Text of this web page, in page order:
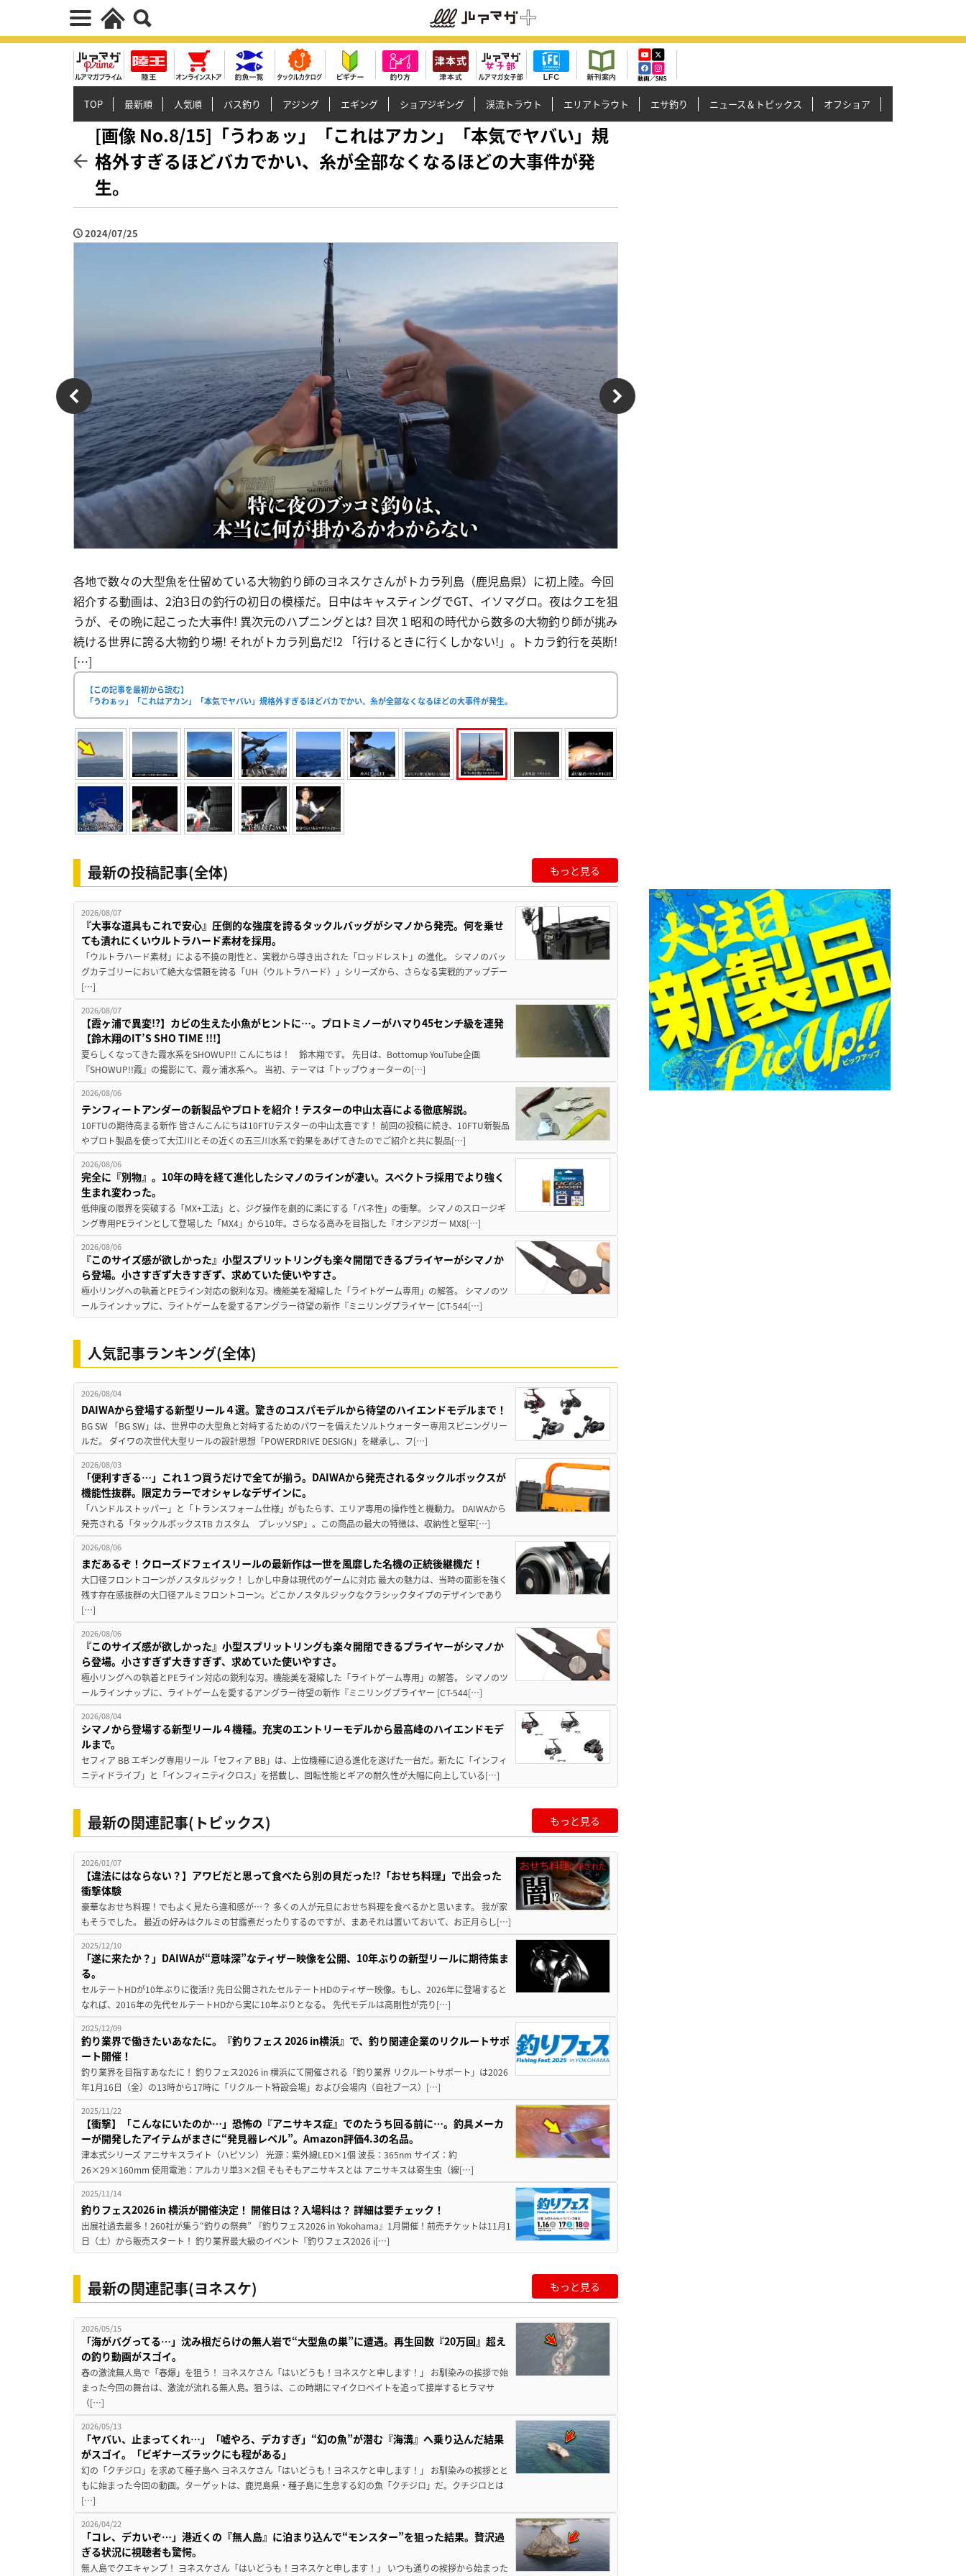
TOP 最新順 人気順 バス釣り アジング エギング ショアジギング 渓流トラウト エリアトラウト エサ釣り ニュース＆トピックス オフショア
[画像 No.8/15]「うわぁッ」「これはアカン」「本気でヤバい」規
格外すぎるほどバカでかい、糸が全部なくなるほどの大事件が発
生。
2024/07/25
各地で数々の大型魚を仕留めている大物釣り師のヨネスケさんがトカラ列島（鹿児島県）に初上陸。今回
紹介する動画は、2泊3日の釣行の初日の模様だ。日中はキャスティングでGT、イソマグロ。夜はクエを狙
うが、その晩に起こった大事件! 異次元のハプニングとは? 目次 1 昭和の時代から数多の大物釣り師が挑み
続ける世界に誇る大物釣り場! それがトカラ列島だ!2 「行けるときに行くしかない!」。トカラ釣行を英断!
[…]
【この記事を最初から読む】
「うわぁッ」「これはアカン」「本気でヤバい」規格外すぎるほどバカでかい、糸が全部なくなるほどの大事件が発生。
最新の投稿記事(全体) もっと見る
2026/08/07
『大事な道具もこれで安心』圧倒的な強度を誇るタックルバッグがシマノから発売。何を乗せ
ても潰れにくいウルトラハード素材を採用。
「ウルトラハード素材」による不撓の剛性と、実戦から導き出された「ロッドレスト」の進化。 シマノのバッ
グカテゴリーにおいて絶大な信頼を誇る「UH（ウルトラハード）」シリーズから、さらなる実戦的アップデー
[…]
2026/08/07
【霞ヶ浦で異変!?】カビの生えた小魚がヒントに…。プロトミノーがハマり45センチ級を連発
【鈴木翔のIT’S SHO TIME !!!】
夏らしくなってきた霞水系をSHOWUP!! こんにちは！ 鈴木翔です。 先日は、Bottomup YouTube企画
『SHOWUP!!霞』の撮影にて、霞ヶ浦水系へ。 当初、テーマは「トップウォーターの[…]
2026/08/06
テンフィートアンダーの新製品やプロトを紹介！テスターの中山太喜による徹底解説。
10FTUの期待高まる新作 皆さんこんにちは10FTUテスターの中山太喜です！ 前回の投稿に続き、10FTU新製品
やプロト製品を使って大江川とその近くの五三川水系で釣果をあげてきたのでご紹介と共に製品[…]
2026/08/06
完全に『別物』。10年の時を経て進化したシマノのラインが凄い。スペクトラ採用でより強く
生まれ変わった。
低伸度の限界を突破する「MX+工法」と、ジグ操作を劇的に楽にする「バネ性」の衝撃。 シマノのスロージギ
ング専用PEラインとして登場した「MX4」から10年。さらなる高みを目指した『オシアジガー MX8[…]
2026/08/06
『このサイズ感が欲しかった』小型スプリットリングも楽々開閉できるプライヤーがシマノか
ら登場。小さすぎず大きすぎず、求めていた使いやすさ。
極小リングへの執着とPEライン対応の鋭利な刃。機能美を凝縮した「ライトゲーム専用」の解答。 シマノのツ
ールラインナップに、ライトゲームを愛するアングラー待望の新作『ミニリングプライヤー [CT-544[…]
人気記事ランキング(全体)
2026/08/04
DAIWAから登場する新型リール４選。驚きのコスパモデルから待望のハイエンドモデルまで！
BG SW 「BG SW」は、世界中の大型魚と対峙するためのパワーを備えたソルトウォーター専用スピニングリー
ルだ。 ダイワの次世代大型リールの設計思想「POWERDRIVE DESIGN」を継承し、フ[…]
2026/08/03
「便利すぎる…」これ１つ買うだけで全てが揃う。DAIWAから発売されるタックルボックスが
機能性抜群。限定カラーでオシャレなデザインに。
「ハンドルストッパー」と「トランスフォーム仕様」がもたらす、エリア専用の操作性と機動力。 DAIWAから
発売される「タックルボックスTB カスタム プレッソSP」。この商品の最大の特徴は、収納性と堅牢[…]
2026/08/06
まだあるぞ！クローズドフェイスリールの最新作は一世を風靡した名機の正統後継機だ！
大口径フロントコーンがノスタルジック！ しかし中身は現代のゲームに対応 最大の魅力は、当時の面影を強く
残す存在感抜群の大口径アルミフロントコーン。どこかノスタルジックなクラシックタイプのデザインであり
[…]
2026/08/06
『このサイズ感が欲しかった』小型スプリットリングも楽々開閉できるプライヤーがシマノか
ら登場。小さすぎず大きすぎず、求めていた使いやすさ。
極小リングへの執着とPEライン対応の鋭利な刃。機能美を凝縮した「ライトゲーム専用」の解答。 シマノのツ
ールラインナップに、ライトゲームを愛するアングラー待望の新作『ミニリングプライヤー [CT-544[…]
2026/08/04
シマノから登場する新型リール４機種。充実のエントリーモデルから最高峰のハイエンドモデ
ルまで。
セフィア BB エギング専用リール「セフィア BB」は、上位機種に迫る進化を遂げた一台だ。新たに「インフィ
ニティドライブ」と「インフィニティクロス」を搭載し、回転性能とギアの耐久性が大幅に向上している[…]
最新の関連記事(トピックス) もっと見る
2026/01/07
【違法にはならない？】アワビだと思って食べたら別の貝だった⁉「おせち料理」で出会った
衝撃体験
豪華なおせち料理！でもよく見たら違和感が…？ 多くの人が元旦におせち料理を食べるかと思います。 我が家
もそうでした。 最近の好みはクルミの甘露煮だったりするのですが、まあそれは置いておいて、お正月らし[…]
2025/12/10
「遂に来たか？」DAIWAが“意味深”なティザー映像を公開、10年ぶりの新型リールに期待集ま
る。
セルテートHDが10年ぶりに復活!? 先日公開されたセルテートHDのティザー映像。もし、2026年に登場すると
なれば、2016年の先代セルテートHDから実に10年ぶりとなる。 先代モデルは高剛性が売り[…]
2025/12/09
釣り業界で働きたいあなたに。『釣りフェス 2026 in横浜』で、釣り関連企業のリクルートサポ
ート開催！
釣り業界を目指すあなたに！ 釣りフェス2026 in 横浜にて開催される「釣り業界 リクルートサポート」は2026
年1月16日（金）の13時から17時に「リクルート特設会場」および会場内（自社ブース）[…]
2025/11/22
【衝撃】「こんなにいたのか…」恐怖の『アニサキス症』でのたうち回る前に…。釣具メーカ
ーが開発したアイテムがまさに“発見器レベル”。Amazon評価4.3の名品。
津本式シリーズ アニサキスライト（ハピソン） 光源：紫外線LED×1個 波長：365nm サイズ：約
26×29×160mm 使用電池：アルカリ単3×2個 そもそもアニサキスとは アニサキスは寄生虫（線[…]
2025/11/14
釣りフェス2026 in 横浜が開催決定！ 開催日は？入場料は？ 詳細は要チェック！
出展社過去最多！260社が集う“釣りの祭典” 『釣りフェス2026 in Yokohama』1月開催！前売チケットは11月1
日（土）から販売スタート！ 釣り業界最大級のイベント『釣りフェス2026 i[…]
最新の関連記事(ヨネスケ) もっと見る
2026/05/15
「海がバグってる…」沈み根だらけの無人岩で“大型魚の巣”に遭遇。再生回数『20万回』超え
の釣り動画がスゴイ。
春の激流無人島で「春爆」を狙う！ ヨネスケさん「はいどうも！ヨネスケと申します！」 お馴染みの挨拶で始
まった今回の舞台は、激流が流れる無人島。狙うは、この時期にマイクロベイトを追って接岸するヒラマサ
（[…]
2026/05/13
「ヤバい、止まってくれ…」「嘘やろ、デカすぎ」“幻の魚”が潜む『海溝』へ乗り込んだ結果
がスゴイ。「ビギナーズラックにも程がある」
幻の「クチジロ」を求めて種子島へ ヨネスケさん「はいどうも！ヨネスケと申します！」 お馴染みの挨拶とと
もに始まった今回の動画。ターゲットは、鹿児島県・種子島に生息する幻の魚「クチジロ」だ。クチジロとは
[…]
2026/04/22
「コレ、デカいぞ…」港近くの『無人島』に泊まり込んで“モンスター”を狙った結果。贅沢過
ぎる状況に視聴者も驚愕。
無人島でクエキャンプ！ ヨネスケさん「はいどうも！ヨネスケと申します！」 いつも通りの挨拶から始まった